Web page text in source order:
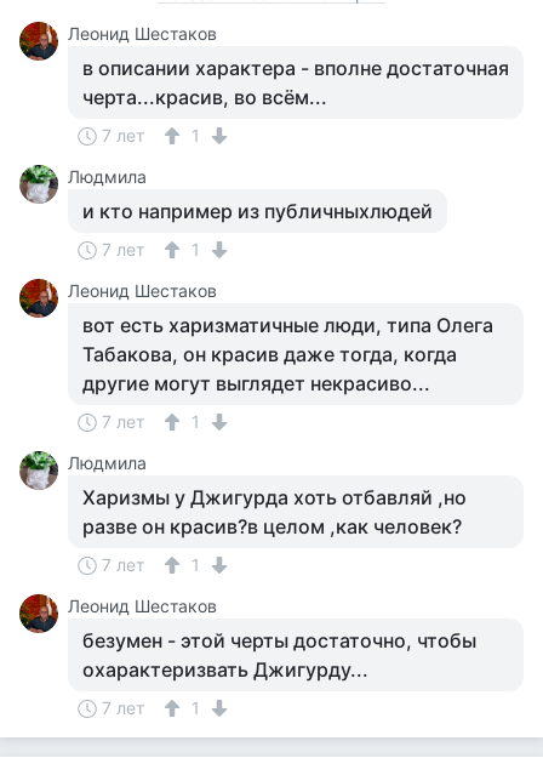
Леонид Шестаков
в описании характера - вполне достаточная
черта...красив, во всём...
7 лет
1
Людмила
и кто например из публичныхлюдей
7 лет
1
Леонид Шестаков
вот есть харизматичные люди, типа Олега
Табакова, он красив даже тогда, когда
другие могут выглядет некрасиво...
7 лет
1
Людмила
Харизмы у Джигурда хоть отбавляй ,но
разве он красив?в целом ,как человек?
7 лет
1
Леонид Шестаков
безумен - этой черты достаточно, чтобы
охарактеризвать Джигурду...
7 лет 1